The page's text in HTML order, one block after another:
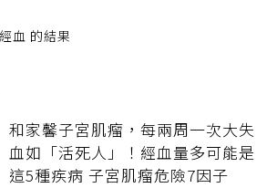
血 的結果
和家馨子宮肌瘤，每兩周一次大失
血如「活死人」！經血量多可能是
這5種疾病 子宮肌瘤危險7因子